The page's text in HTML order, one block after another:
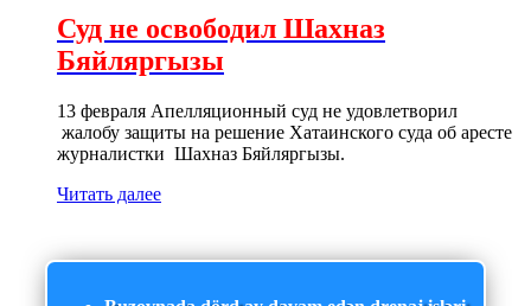
Суд не освободил Шахназ
Бяйляргызы
13 февраля Апелляционный суд не удовлетворил
жалобу защиты на решение Хатаинского суда об аресте
журналистки Шахназ Бяйляргызы.
Читать далее